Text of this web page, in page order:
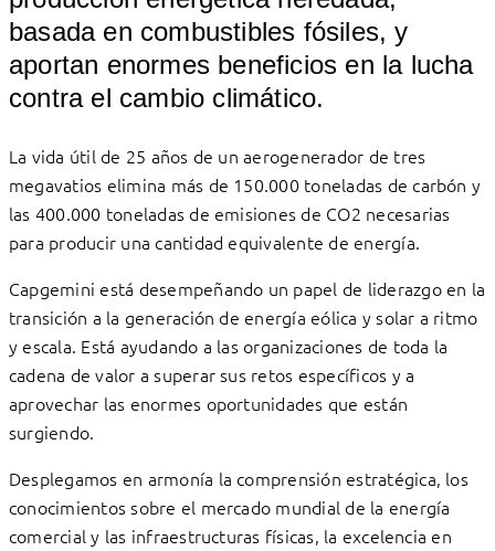
basada en combustibles fósiles, y
aportan enormes beneficios en la lucha
contra el cambio climático.
La vida útil de 25 años de un aerogenerador de tres
megavatios elimina más de 150.000 toneladas de carbón y
las 400.000 toneladas de emisiones de CO2 necesarias
para producir una cantidad equivalente de energía.
Capgemini está desempeñando un papel de liderazgo en la
transición a la generación de energía eólica y solar a ritmo
y escala. Está ayudando a las organizaciones de toda la
cadena de valor a superar sus retos específicos y a
aprovechar las enormes oportunidades que están
surgiendo.
Desplegamos en armonía la comprensión estratégica, los
conocimientos sobre el mercado mundial de la energía
comercial y las infraestructuras físicas, la excelencia en